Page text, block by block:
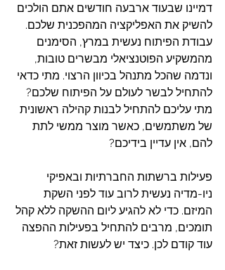
דמיינו שבעוד ארבעה חודשים אתם הולכים
להשיק את האפליקציה המהפכנית שלכם.
עבודת הפיתוח נעשית במרץ, הסימנים
מהמשקיע הפוטנציאלי מבשרים טובות,
ונדמה שהכל מתנהל בכיוון הרצוי. מתי כדאי
להתחיל לבשר לעולם על הפיתוח שלכם?
מתי עליכם להתחיל לבנות קהילה ראשונית
של משתמשים, כאשר מוצר ממשי לתת
להם, אין עדיין בידיכם?
פעילות ברשתות החברתיות ובאפיקי
ניו-מדיה נעשית לרוב עוד לפני השקת
המיזם. כדי לא להגיע ליום ההשקה ללא קהל
תומכים, מרבים להתחיל בפעילות ההפצה
עוד קודם לכן. כיצד יש לעשות זאת?